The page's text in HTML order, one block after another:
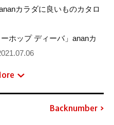
カラダに良いものカタロ
ホップ ディーバ」ananカ
Backnumber